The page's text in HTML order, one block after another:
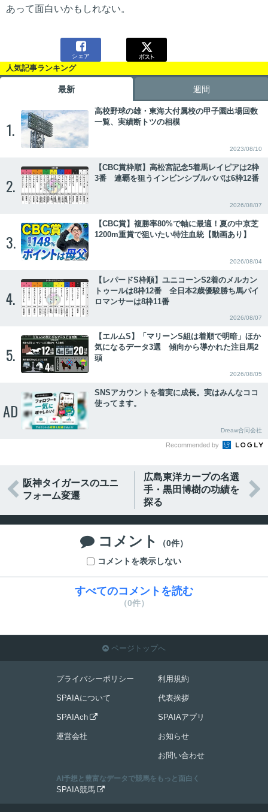
あって面白いかもしれない。

シェア
人気記事ランキング
最新 週間
1.
高校野球の雄・東海大付属校の甲子園出場回数
一覧、実績断トツの相模
2023/08/10
2.
【CBC賞枠順】高松宮記念5着馬レイピアは2枠
3番 連覇を狙うインビンシブルパパは6枠12番
2026/08/07
3.
【CBC賞】複勝率80%で軸に最適！夏の中京芝
1200m重賞で狙いたい特注血統【動画あり】
2026/08/04
4.
【レパードS枠順】ユニコーンS2着のメルカン
トゥールは8枠12番 全日本2歳優駿勝ち馬パイ
ロマンサーは8枠11番
2026/08/07
5.
【エルムS】「マリーンS組は着順で明暗」ほか
気になるデータ3選 傾向から導かれた注目馬2
頭
2026/08/05
AD
SNSアカウントを着実に成長。実はみんなココ
使ってます。
Dreaw合同会社
Recommended by
 阪神タイガースのユニ
フォーム変遷
広島東洋カープの名選
手・黒田博樹の功績を
探る

 コメント
（0件）
コメントを表示しない
すべてのコメントを読む
（0件）
 ページトップへ
プライバシーポリシー
SPAIAについて
SPAIAch 
運営会社
利用規約
代表挨拶
SPAIAアプリ
お知らせ
お問い合わせ
AI予想と豊富なデータで競馬をもっと面白く
SPAIA競馬 